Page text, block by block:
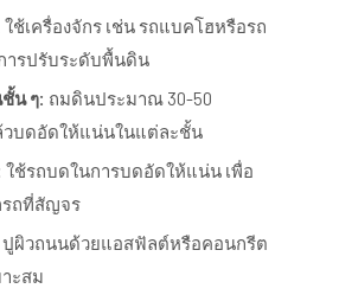
ใช้เครื่องจักร เช่น รถแบคโฮหรือรถ
ารปรับระดับพื้นดิน
น ๆ: ถมดินประมาณ 30-50
วบดอัดให้แน่นในแต่ละชั้น
ใช้รถบดในการบดอัดให้แน่น เพื่อ
รถที่สัญจร
ปูผิวถนนด้วยแอสฟัลต์หรือคอนกรีต
ะสม